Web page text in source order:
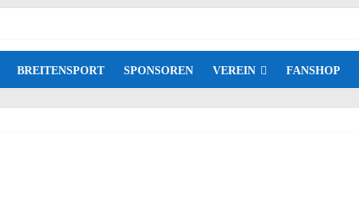
BREITENSPORT SPONSOREN VEREIN FANSHOP